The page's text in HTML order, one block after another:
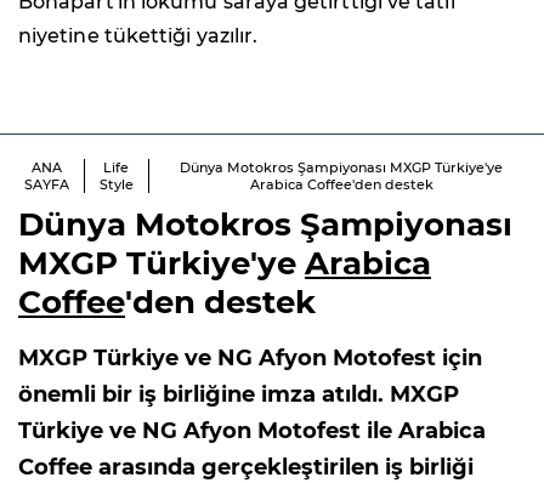
niyetine tükettiği yazılır.
ANA
SAYFA
Life
Style
Dünya Motokros Şampiyonası MXGP Türkiye'ye
Arabica Coffee'den destek
Dünya Motokros Şampiyonası
MXGP Türkiye'ye Arabica
Coffee'den destek
MXGP Türkiye ve NG Afyon Motofest için
önemli bir iş birliğine imza atıldı. MXGP
Türkiye ve NG Afyon Motofest ile Arabica
Coffee arasında gerçekleştirilen iş birliği